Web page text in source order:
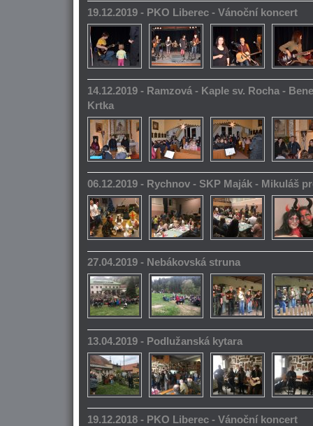
19.12.2019 - PKO Liberec - Vánoční koncert
14.12.2019 - Ramzová - Kaple sv. Rocha -
Krtka
06.12.2019 - Rychnov - SKP Maják - Mikuláš
27.04.2019 - Nebákovská struna
13.04.2019 - Podlužanská kytara
19.12.2018 - PKO Liberec - Vánoční koncert